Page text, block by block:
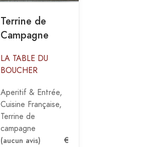
Terrine de
Campagne
LA TABLE DU
BOUCHER
Aperitif & Entrée
Cuisine Française
Terrine de
campagne
(aucun avis)
€